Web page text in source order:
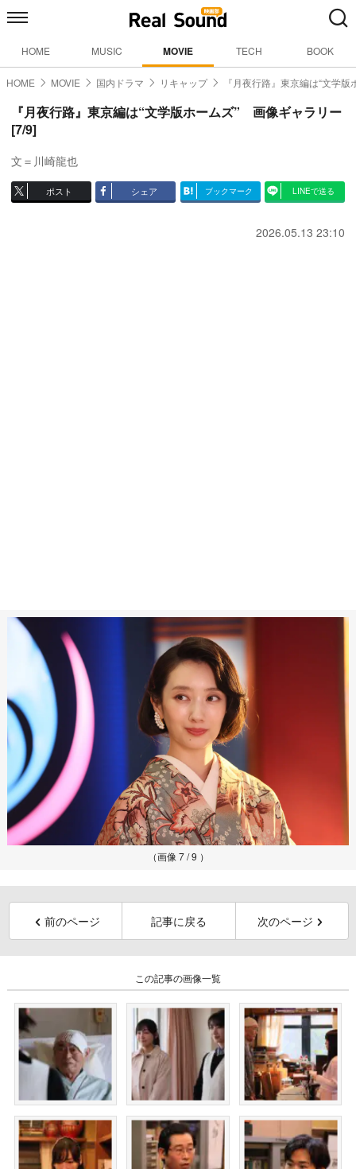
HOME MUSIC MOVIE TECH BOOK
HOME MOVIE 国内ドラマ リキャップ 『月夜行路』東京編は“文学版
『月夜行路』東京編は“文学版ホームズ” 画像ギャラリー
[7/9]
文＝川崎龍也
ポスト シェア ブックマーク LINEで送る
2026.05.13 23:10
（画像 7 / 9 ）
前のページ 記事に戻る 次のページ
この記事の画像一覧